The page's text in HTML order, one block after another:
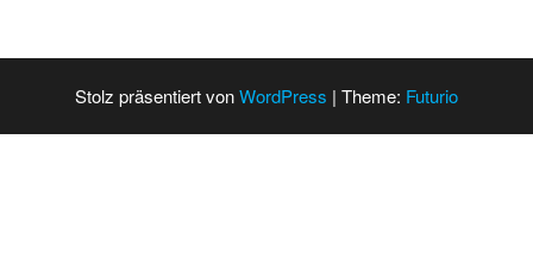
Stolz präsentiert vonWordPress | Theme: Futurio